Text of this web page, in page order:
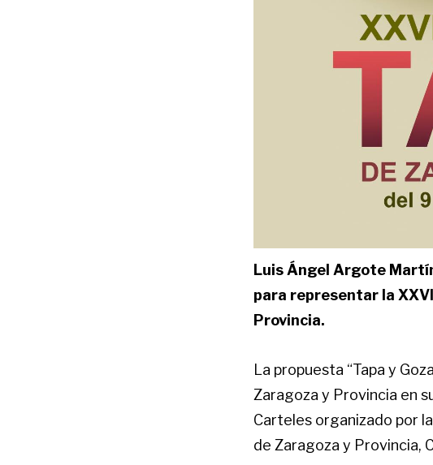
Luis Ángel Argote
para representar la
Provincia.
La propuesta “Tapa y
Zaragoza y Provincia en
Carteles organizado por
de Zaragoza y Provincia,